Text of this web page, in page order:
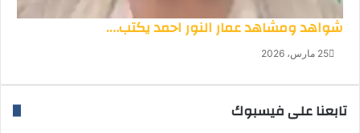
شواهد ومشاهد عمار النور احمد يكتب….
25 مارس، 2026
تابعنا على فيسبوك